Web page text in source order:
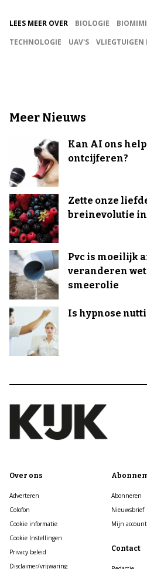
LEES MEER OVER BIOLOGIE
TECHNOLOGIE
UAV'S VLIEGTUIGEN
Meer Nieuws
Kan AI ons
ontcijferen?
Zette onze
breinevolutie in
Pvc is moeilijk
veranderen
smeerolie
Is hypnose
Over ons
Adverteren
Colofon
Cookie informatie
Cookie Instellingen
Privacy beleid
Disclaimer/vrijwaring
Abonneren
Nieuwsbrief
Mijn account
Contact